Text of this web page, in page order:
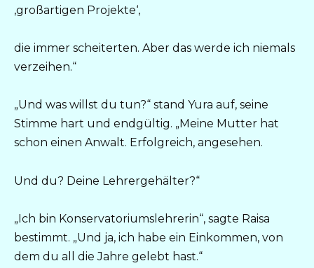
‚großartigen Projekte‘,
die immer scheiterten. Aber das werde ich niemals
verzeihen.“
„Und was willst du tun?“ stand Yura auf, seine
Stimme hart und endgültig. „Meine Mutter hat
schon einen Anwalt. Erfolgreich, angesehen.
Und du? Deine Lehrergehälter?“
„Ich bin Konservatoriumslehrerin“, sagte Raisa
bestimmt. „Und ja, ich habe ein Einkommen, von
dem du all die Jahre gelebt hast.“